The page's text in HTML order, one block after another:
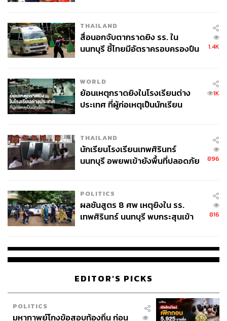
แบมแบม และ ศรีจันทร์ ต่างมีความมุ่งมั่นในการพัฒนา
ตนเอง
SRICHAND IN-SKIN ไลน์สกินแคร์ไทยที่ตอบโจทย์
‘ผิว’
สกินแคร์ไลน์ใหม่ของ SRICHAND ที่ได้รับการรังสรรค์จาก
โจทย์ในการดูแลผิวแบบครบและรอบด้าน เพื่อเปิดมิติใหม่
ของผิว ก้าวข้ามเข้าสู่สิ่งใหม่ที่ดีกว่าเดิมของผิวคนไทยทุกคน
ศรีจันทร์ สกิน มอยส์เจอร์ เบิร์ส
บูสต์ความสดชื่นให้ผิวที่อยากเติมความชุ่มชื่นได้นานถึง 72
ชั่วโมง พร้อมปรับสภาพผิวให้นุ่ม ชุ่มชื่น และอิ่มฟูตลอดทั้ง
วัน เหมาะกับทุกสภาพผิว
THAILAND
สื่อนอกจับตากราดยิง รร. ใน
นนทบุรี ชี้ไทยมีอัตราครอบครองปืน
1.4K
WORLD
ย้อนเหตุกราดยิงในโรงเรียนต่าง
ประเทศ ที่ผู้ก่อเหตุเป็นนักเรียน
1K
THAILAND
นักเรียนโรงเรียนเทพศิรินทร์
นนทบุรี อพยพเข้ายังพื้นที่ปลอดภัย
896
POLITICS
ผลชันสูตร 8 ศพ เหตุยิงใน รร.
เทพศิรินทร์ นนทบุรี พบกระสุนเข้า
816
EDITOR'S PICKS
POLITICS
มหากาพย์โกงข้อสอบท้องถิ่น ก่อน